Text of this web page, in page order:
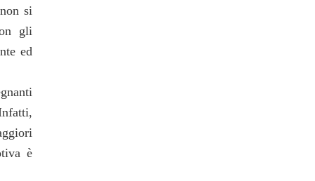
si
gli
ed
è